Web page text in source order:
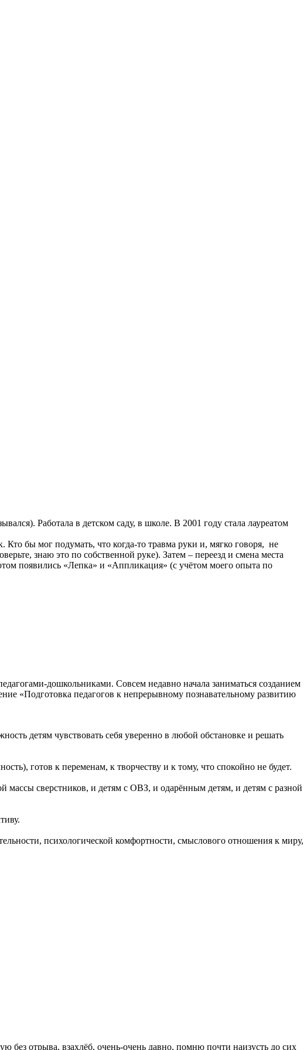
Работала в детском саду, в школе. В 2001 году стала лауреатом
бы мог подумать, что когда-то травма руки и, мягко говоря, не
знаю это по собственной руке). Затем – переезд и смена места
появились «Лепка» и «Аппликация» (с учётом моего опыта по
дошкольниками. Совсем недавно начала заниматься созданием
«Подготовка педагогов к непрерывному познавательному развитию
детям чувствовать себя уверенно в любой обстановке и решать
готов к переменам, к творчеству и к тому, что спокойно не будет.
массы сверстников, и детям с ОВЗ, и одарённым детям, и детям с разной
психологической комфортности, смыслового отношения к миру,
отрыва, взахлёб, очень-очень давно, помню почти наизусть до сих